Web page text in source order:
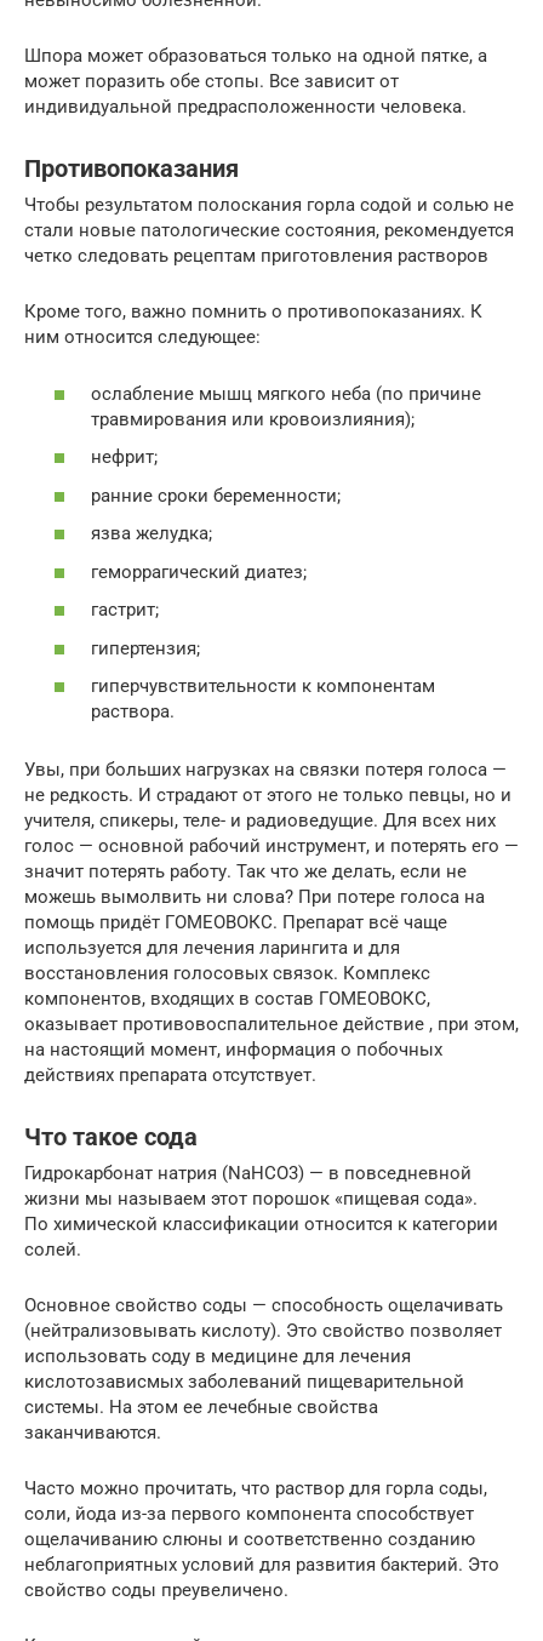
Шпора может образоваться только на одной пятке, а
может поразить обе стопы. Все зависит от
индивидуальной предрасположенности человека.
Противопоказания
Чтобы результатом полоскания горла содой и солью не
стали новые патологические состояния, рекомендуется
четко следовать рецептам приготовления растворов
Кроме того, важно помнить о противопоказаниях. К
ним относится следующее:
ослабление мышц мягкого неба (по причине
травмирования или кровоизлияния);
нефрит;
ранние сроки беременности;
язва желудка;
геморрагический диатез;
гастрит;
гипертензия;
гиперчувствительности к компонентам
раствора.
Увы, при больших нагрузках на связки потеря голоса —
не редкость. И страдают от этого не только певцы, но и
учителя, спикеры, теле- и радиоведущие. Для всех них
голос — основной рабочий инструмент, и потерять его —
значит потерять работу. Так что же делать, если не
можешь вымолвить ни слова? При потере голоса на
помощь придёт ГОМЕОВОКС. Препарат всё чаще
используется для лечения ларингита и для
восстановления голосовых связок. Комплекс
компонентов, входящих в состав ГОМЕОВОКС,
оказывает противовоспалительное действие , при этом,
на настоящий момент, информация о побочных
действиях препарата отсутствует.
Что такое сода
Гидрокарбонат натрия (NaHCO3) — в повседневной
жизни мы называем этот порошок «пищевая сода».
По химической классификации относится к категории
солей.
Основное свойство соды — способность ощелачивать
(нейтрализовывать кислоту). Это свойство позволяет
использовать соду в медицине для лечения
кислотозависмых заболеваний пищеварительной
системы. На этом ее лечебные свойства
заканчиваются.
Часто можно прочитать, что раствор для горла соды,
соли, йода из-за первого компонента способствует
ощелачиванию слюны и соответственно созданию
неблагоприятных условий для развития бактерий. Это
свойство соды преувеличено.